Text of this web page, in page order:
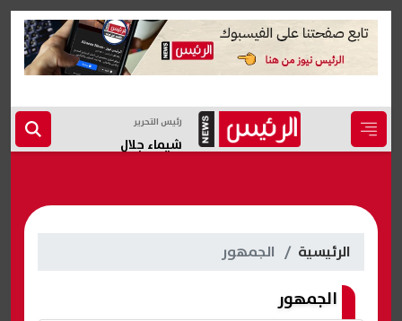
رئيس التحرير
شيماء جلال
الرئيسية الجمهور
الجمهور